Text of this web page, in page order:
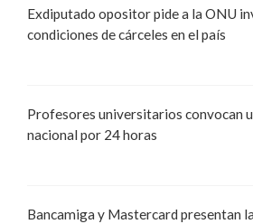
Exdiputado opositor pide a la ONU
condiciones de cárceles en el país
Profesores universitarios convocan
nacional por 24 horas
Bancamiga y Mastercard presentan